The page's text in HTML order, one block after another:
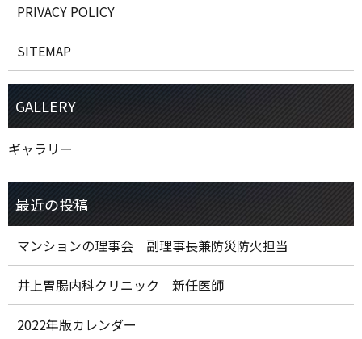
PRIVACY POLICY
SITEMAP
ギャラリー
マンションの理事会 副理事長兼防災防火担当
井上胃腸内科クリニック 新任医師
2022年版カレンダー